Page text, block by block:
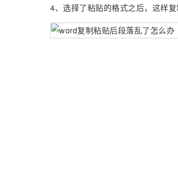
4、选择了粘贴的格式之后，这样